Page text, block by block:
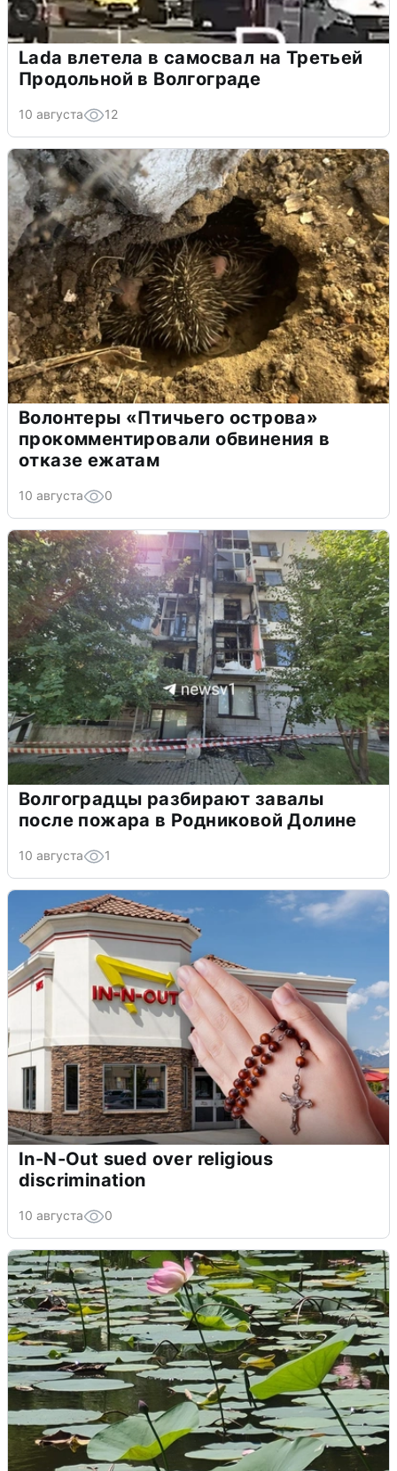
Lada влетела в самосвал на Третьей
Продольной в Волгограде
10 августа 12
Волонтеры «Птичьего острова»
прокомментировали обвинения в
отказе ежатам
10 августа 0
Волгоградцы разбирают завалы
после пожара в Родниковой Долине
10 августа 1
In-N-Out sued over religious
discrimination
10 августа 0